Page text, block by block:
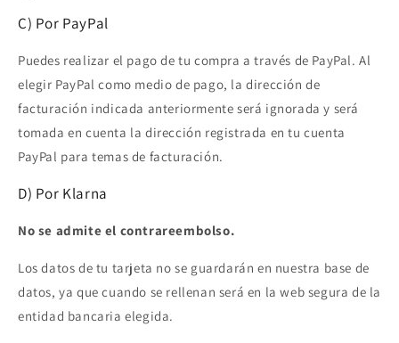
C) Por PayPal
Puedes realizar el pago de tu compra a través de PayPal. Al
elegir PayPal como medio de pago, la dirección de
facturación indicada anteriormente será ignorada y será
tomada en cuenta la dirección registrada en tu cuenta
PayPal para temas de facturación.
D) Por Klarna
No se admite el contrareembolso.
Los datos de tu tarjeta no se guardarán en nuestra base de
datos, ya que cuando se rellenan será en la web segura de la
entidad bancaria elegida.